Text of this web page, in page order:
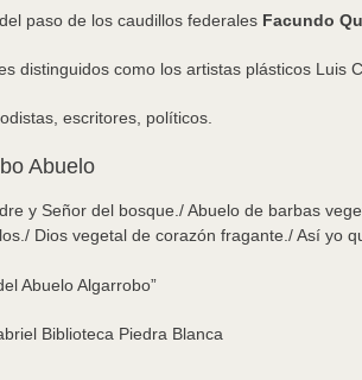
paso de los caudillos federales Facundo
distinguidos como los artistas plásticos Luis
escritores, políticos.
Abuelo
y Señor del bosque./ Abuelo de barbas
Dios vegetal de corazón fragante./ Así yo
Abuelo Algarrobo”
Biblioteca Piedra Blanca